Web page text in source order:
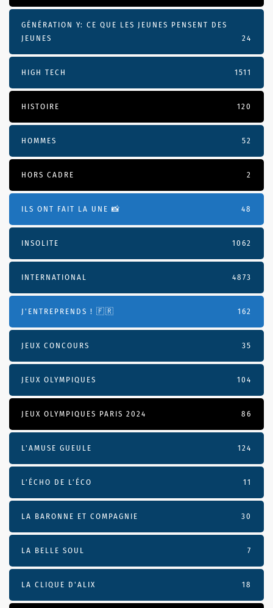
GÉNÉRATION Y: CE QUE LES JEUNES PENSENT DES
JEUNES
24
HIGH TECH 1511
HISTOIRE 120
HOMMES 52
HORS CADRE 2
ILS ONT FAIT LA UNE 📸 48
INSOLITE 1062
INTERNATIONAL 4873
J'ENTREPRENDS ! 🇫🇷 162
JEUX CONCOURS 35
JEUX OLYMPIQUES 104
JEUX OLYMPIQUES PARIS 2024 86
L'AMUSE GUEULE 124
L’ÉCHO DE L’ÉCO 11
LA BARONNE ET COMPAGNIE 30
LA BELLE SOUL 7
LA CLIQUE D'ALIX 18